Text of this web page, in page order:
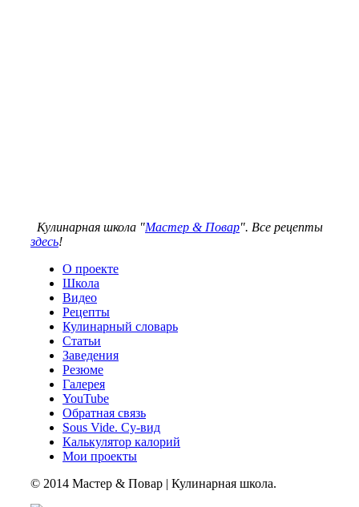
Кулинарная школа "Мастер & Повар". Все рецепты
здесь!
О проекте
Школа
Видео
Рецепты
Кулинарный словарь
Статьи
Заведения
Резюме
Галерея
YouTube
Обратная связь
Sous Vide. Су-вид
Калькулятор калорий
Мои проекты
© 2014 Мастер & Повар | Кулинарная школа.